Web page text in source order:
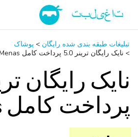
تبلیغات طبقه بندی شده رایگان > پوشاک
> نایک رایگان ترینر 5.0 پرداخت کامل Menas
پرداخت کامل Menas